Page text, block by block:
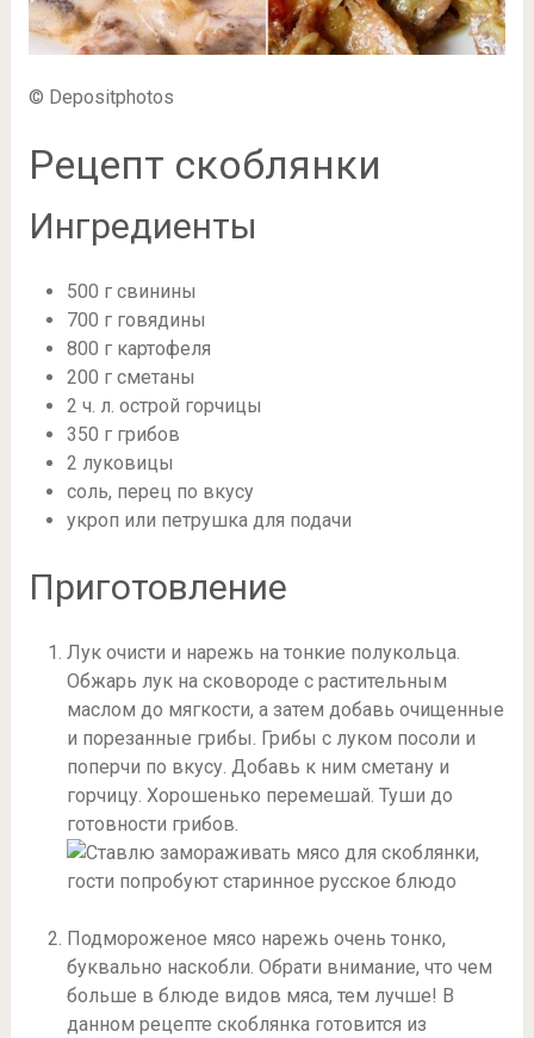
© Depositphotos
Рецепт скоблянки
Ингредиенты
500 г свинины
700 г говядины
800 г картофеля
200 г сметаны
2 ч. л. острой горчицы
350 г грибов
2 луковицы
соль, перец по вкусу
укроп или петрушка для подачи
Приготовление
Лук очисти и нарежь на тонкие полукольца.
Обжарь лук на сковороде с растительным
маслом до мягкости, а затем добавь очищенные
и порезанные грибы. Грибы с луком посоли и
поперчи по вкусу. Добавь к ним сметану и
горчицу. Хорошенько перемешай. Туши до
готовности грибов.
Подмороженое мясо нарежь очень тонко,
буквально наскобли. Обрати внимание, что чем
больше в блюде видов мяса, тем лучше! В
данном рецепте скоблянка готовится из